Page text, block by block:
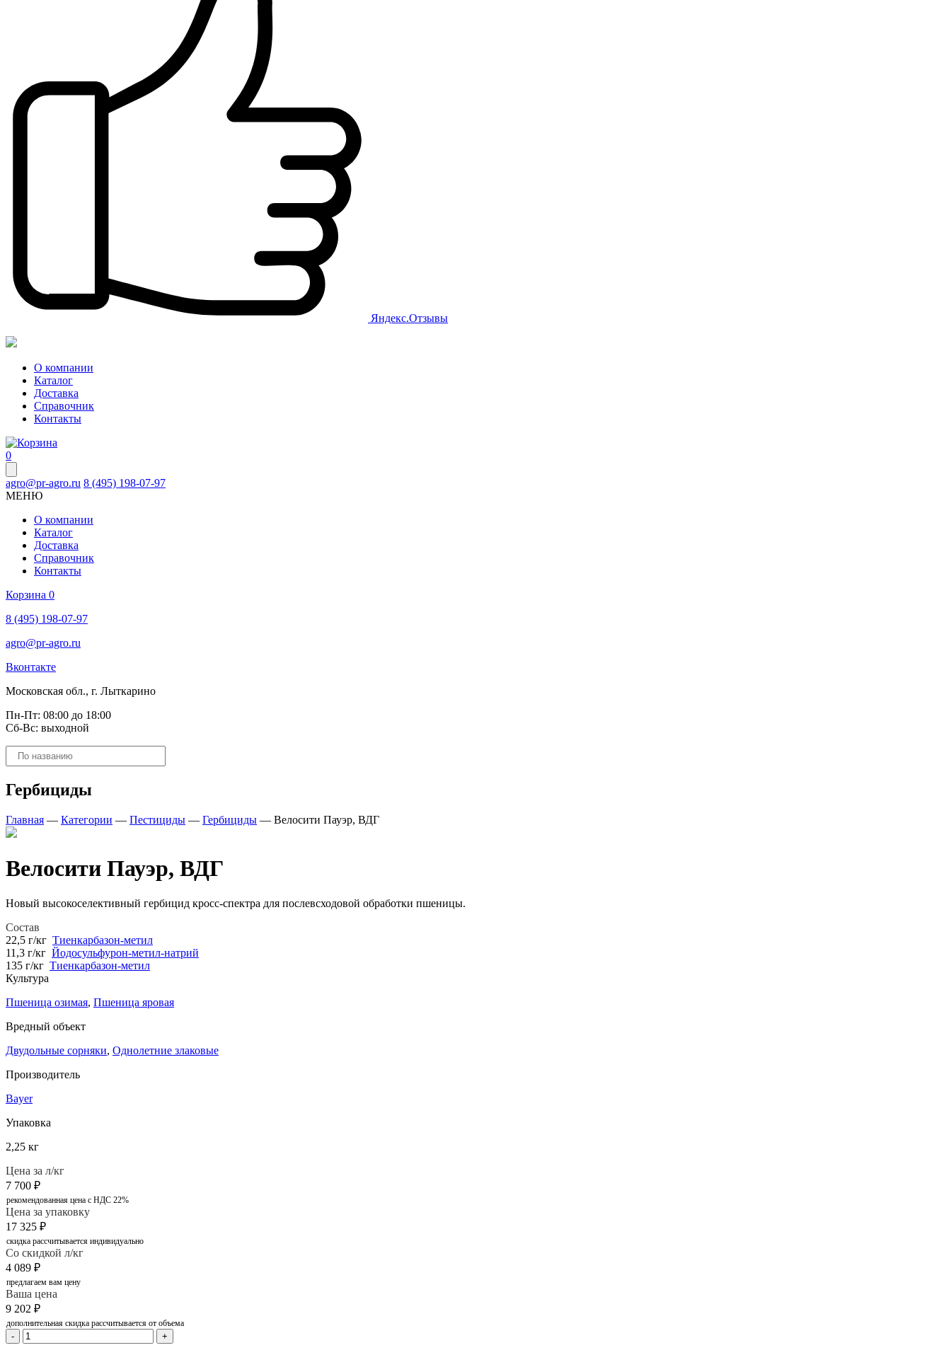
Яндекс.Отзывы
О компании
Каталог
Доставка
Справочник
Контакты
0
agro@pr-agro.ru 8 (495) 198-07-97
МЕНЮ
О компании
Каталог
Доставка
Справочник
Контакты
Корзина 0
8 (495) 198-07-97
agro@pr-agro.ru
Вконтакте
Московская обл., г. Лыткарино
Пн-Пт: 08:00 до 18:00
Сб-Вс: выходной
Поиск
товаров
Гербициды
Главная — Категории — Пестициды — Гербициды — Велосити Пауэр, ВДГ
Велосити Пауэр, ВДГ
Новый высокоселективный гербицид кросс-спектра для послевсходовой обработки пшеницы.
Состав
22,5 г/кг Тиенкарбазон-метил
11,3 г/кг Йодосульфурон-метил-натрий
135 г/кг Тиенкарбазон-метил
Культура
Пшеница озимая, Пшеница яровая
Вредный объект
Двудольные сорняки, Однолетние злаковые
Производитель
Bayer
Упаковка
2,25 кг
Цена за л/кг
7 700 ₽
рекомендованная цена с НДС 22%
Цена за упаковку
17 325 ₽
скидка рассчитывается индивидуально
Со скидкой л/кг
4 089 ₽
предлагаем вам цену
Ваша цена
9 202 ₽
дополнительная скидка рассчитывается от объема
- +